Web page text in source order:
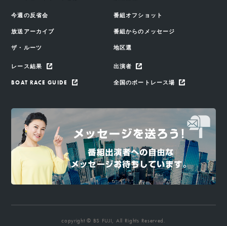
今週の反省会 番組オフショット
放送アーカイブ 番組からのメッセージ
ザ・ルーツ 地区選
レース結果 出演者
BOAT RACE GUIDE 全国のボートレース場
copyright © BS FUJI, All Rights Reserved.